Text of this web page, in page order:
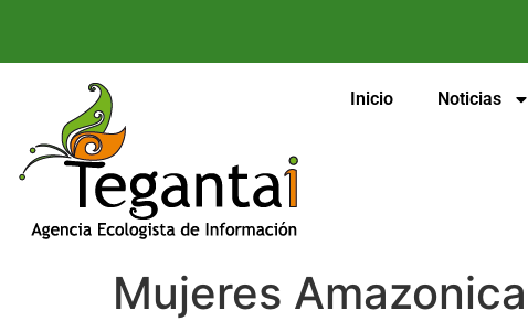
Inicio Noticias
Mujeres